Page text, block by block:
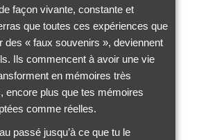
façon vivante, constante et
que toutes ces expériences que
des « faux souvenirs », deviennent
Ils commencent à avoir une vie
en mémoires très
encore plus que tes mémoires
comme réelles.
passé jusqu’à ce que tu le